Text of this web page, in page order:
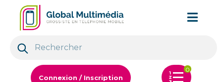
Connexion / Inscription
0